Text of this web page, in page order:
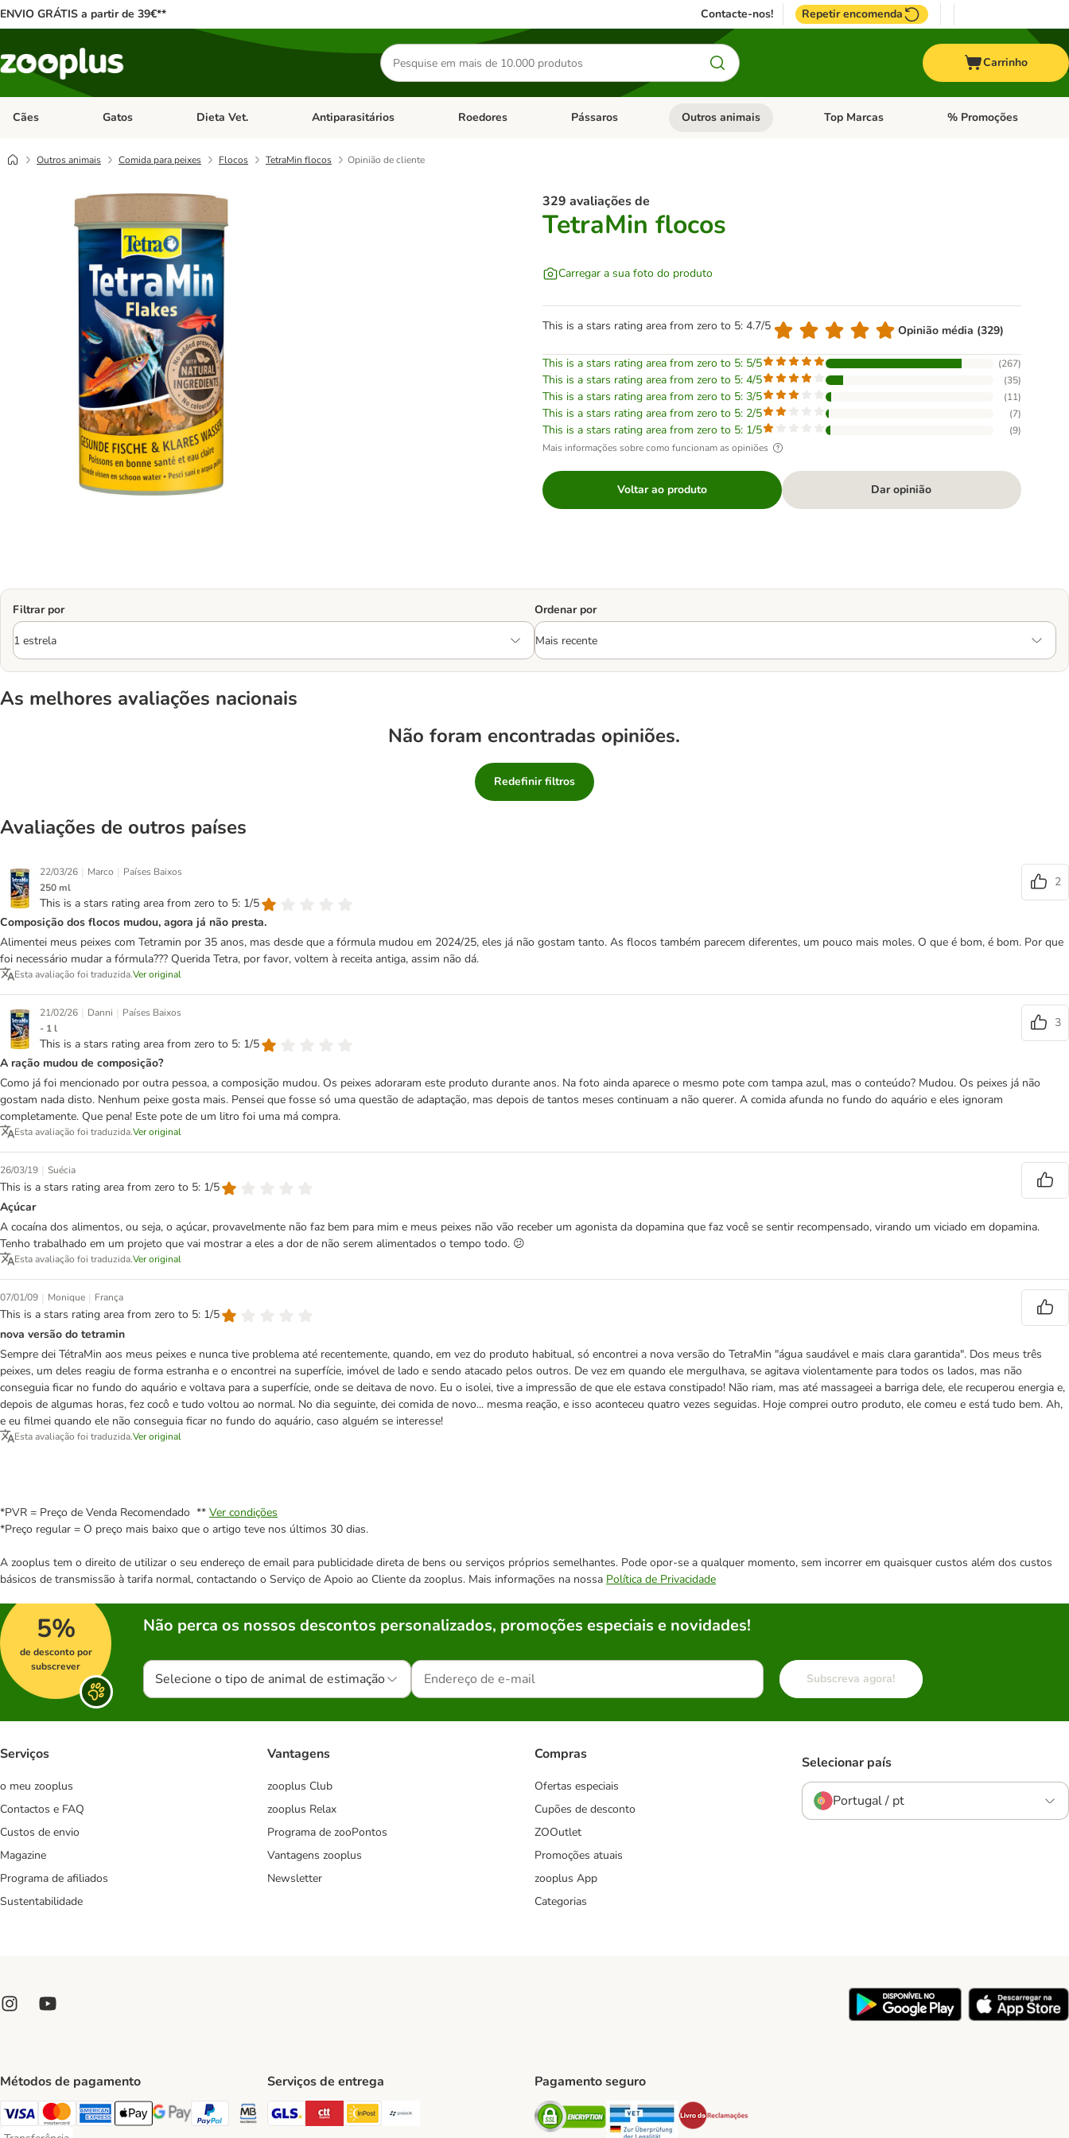
ENVIO GRÁTIS a partir de 39€** Contacte-nos! Repetir encomenda
Pesquisar
produtos
Carrinho
Cães Abrir menu de categoria: Cães
Gatos Abrir menu de categoria: Gatos
Dieta Vet. Abrir menu de categoria: Dieta Vet.
Antiparasitários Abrir menu de categoria: Antiparasitários
Roedores Abrir menu de categoria: Roedores
Pássaros Abrir menu de categoria: Pássaros
Outros animais Abrir menu de categoria: Outros animais
Top Marcas Abrir menu de categoria:
% Promoções
Outros animais Comida para peixes Flocos TetraMin flocos Opinião de cliente
329 avaliações de
TetraMin flocos
Carregar a sua foto do produto
This is a stars rating area from zero to 5: 4.7/5 Opinião média (329)
This is a stars rating area from zero to 5: 5/5 (267)
This is a stars rating area from zero to 5: 4/5 (35)
This is a stars rating area from zero to 5: 3/5 (11)
This is a stars rating area from zero to 5: 2/5 (7)
This is a stars rating area from zero to 5: 1/5 (9)
Mais informações sobre como funcionam as opiniões
Voltar ao produto Dar opinião
Filtrar por Ordenar por
As melhores avaliações nacionais
Não foram encontradas opiniões.
Redefinir filtros
Avaliações de outros países
22/03/26 | Marco | Países Baixos
250 ml
This is a stars rating area from zero to 5: 1/5
2
Composição dos flocos mudou, agora já não presta.
Alimentei meus peixes com Tetramin por 35 anos, mas desde que a fórmula mudou em 2024/25, eles já não gostam tanto. As flocos também parecem diferentes, um pouco mais moles. O que é bom, é bom. Por que
foi necessário mudar a fórmula??? Querida Tetra, por favor, voltem à receita antiga, assim não dá.
Esta avaliação foi traduzida.Ver original
21/02/26 | Danni | Países Baixos
- 1 l
This is a stars rating area from zero to 5: 1/5
3
A ração mudou de composição?
Como já foi mencionado por outra pessoa, a composição mudou. Os peixes adoraram este produto durante anos. Na foto ainda aparece o mesmo pote com tampa azul, mas o conteúdo? Mudou. Os peixes já não
gostam nada disto. Nenhum peixe gosta mais. Pensei que fosse só uma questão de adaptação, mas depois de tantos meses continuam a não querer. A comida afunda no fundo do aquário e eles ignoram
completamente. Que pena! Este pote de um litro foi uma má compra.
Esta avaliação foi traduzida.Ver original
26/03/19 | Suécia
This is a stars rating area from zero to 5: 1/5
Açúcar
A cocaína dos alimentos, ou seja, o açúcar, provavelmente não faz bem para mim e meus peixes não vão receber um agonista da dopamina que faz você se sentir recompensado, virando um viciado em dopamina.
Tenho trabalhado em um projeto que vai mostrar a eles a dor de não serem alimentados o tempo todo. 😕
Esta avaliação foi traduzida.Ver original
07/01/09 | Monique | França
This is a stars rating area from zero to 5: 1/5
nova versão do tetramin
Sempre dei TétraMin aos meus peixes e nunca tive problema até recentemente, quando, em vez do produto habitual, só encontrei a nova versão do TetraMin "água saudável e mais clara garantida". Dos meus três
peixes, um deles reagiu de forma estranha e o encontrei na superfície, imóvel de lado e sendo atacado pelos outros. De vez em quando ele mergulhava, se agitava violentamente para todos os lados, mas não
conseguia ficar no fundo do aquário e voltava para a superfície, onde se deitava de novo. Eu o isolei, tive a impressão de que ele estava constipado! Não riam, mas até massageei a barriga dele, ele recuperou energia e,
depois de algumas horas, fez cocô e tudo voltou ao normal. No dia seguinte, dei comida de novo... mesma reação, e isso aconteceu quatro vezes seguidas. Hoje comprei outro produto, ele comeu e está tudo bem. Ah,
e eu filmei quando ele não conseguia ficar no fundo do aquário, caso alguém se interesse!
Esta avaliação foi traduzida.Ver original
*PVR = Preço de Venda Recomendado ** Ver condições
*Preço regular = O preço mais baixo que o artigo teve nos últimos 30 dias.
A zooplus tem o direito de utilizar o seu endereço de email para publicidade direta de bens ou serviços próprios semelhantes. Pode opor-se a qualquer momento, sem incorrer em quaisquer custos além dos custos
básicos de transmissão à tarifa normal, contactando o Serviço de Apoio ao Cliente da zooplus. Mais informações na nossa Política de Privacidade
5%
de desconto por
subscrever
Não perca os nossos descontos personalizados, promoções especiais e novidades!
Selecione o tipo de animal de estimação Subscreva agora!
Serviços
o meu zooplus
Contactos e FAQ
Custos de envio
Magazine
Programa de afiliados
Sustentabilidade
Vantagens
zooplus Club
zooplus Relax
Programa de zooPontos
Vantagens zooplus
Newsletter
Compras
Ofertas especiais
Cupões de desconto
ZOOutlet
Promoções atuais
zooplus App
Categorias
Selecionar país
Portugal / pt
Métodos de pagamento
Visa Payment Method
Mastercard Payment Method
American Express Payment Method
Apple Pay Payment Method
Google Pay Payment Method
PayPal Payment Method
Multibanco Payment Method
Serviços de entrega
GLS Shipping Method
CTTExpress Shipping Method
InPost Shipping Method
Paack Shipping Method
Pagamento seguro
Security Security